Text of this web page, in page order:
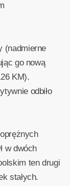
(nadmierne
go nową
KM).
odbiło
w dwóch
ten drugi
stałych.